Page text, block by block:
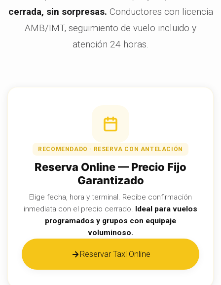
cerrada, sin sorpresas. Conductores con licencia
AMB/IMT, seguimiento de vuelo incluido y
atención 24 horas.
RECOMENDADO · RESERVA CON ANTELACIÓN
Reserva Online — Precio Fijo
Garantizado
Elige fecha, hora y terminal. Recibe confirmación
inmediata con el precio cerrado. Ideal para vuelos
programados y grupos con equipaje
voluminoso.
Reservar Taxi Online